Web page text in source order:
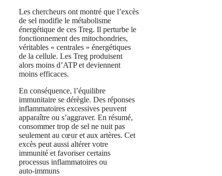
Les chercheurs ont montré que l’excès
de sel modifie le métabolisme
énergétique de ces Treg. Il perturbe le
fonctionnement des mitochondries,
véritables « centrales » énergétiques
de la cellule. Les Treg produisent
alors moins d’ATP et deviennent
moins efficaces.
En conséquence, l’équilibre
immunitaire se dérègle. Des réponses
inflammatoires excessives peuvent
apparaître ou s’aggraver. En résumé,
consommer trop de sel ne nuit pas
seulement au cœur et aux artères. Cet
excès peut aussi altérer votre
immunité et favoriser certains
processus inflammatoires ou
auto‑immuns